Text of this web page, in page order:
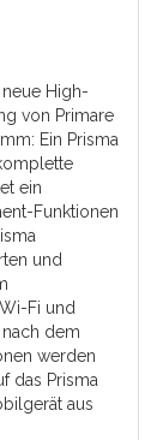
High-
von Primare
Ein Prisma
ein
Funktionen
und
Fi und
dem
werden
das Prisma
aus